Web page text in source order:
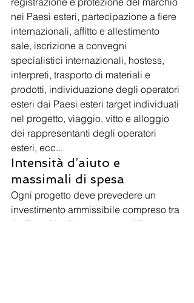
nei Paesi esteri, partecipazione a fiere
internazionali, affitto e allestimento
sale, iscrizione a convegni
specialistici internazionali, hostess,
interpreti, trasporto di materiali e
prodotti, individuazione degli operatori
esteri dai Paesi esteri target individuati
nel progetto, viaggio, vitto e alloggio
dei rappresentanti degli operatori
esteri, ecc...
Intensità d’aiuto e
massimali di spesa
Ogni progetto deve prevedere un
investimento ammissibile compreso tra
6 mila e 20 mila euro, per cui il